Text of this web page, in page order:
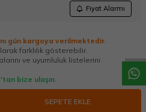
Fiyat Alarmı
gün kargoya verilmektedir.
farklılık gösterebilir.
ve uyumluluk listelerini
bize ulaşın.
SEPETE EKLE